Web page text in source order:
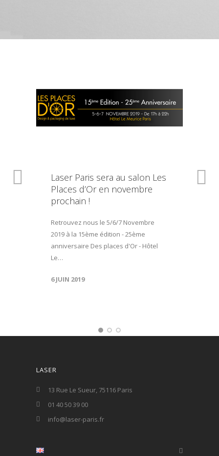
Laser Paris sera au salon Les
Places d’Or en novembre
prochain !
Retrouvez nous le 5/6/7 Novembre
2019 à la 15ème édition - 25ème
anniversaire Des places d'Or - Hôtel
Le…
6 JUIN 2019
LASER
13 Rue Le Sueur, 75116 Paris
01 40 50 39 00
info@laser-paris.fr